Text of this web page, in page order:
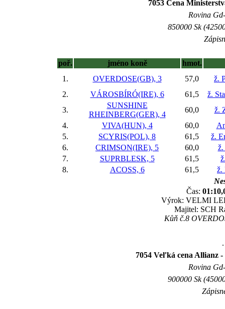
7053 Cena
Rovina
850000 Sk
poř. jméno koně
hmot.
1.
OVERDOSE(GB), 3 57,0
ž.
2.
VÁROSBÍRÓ(IRE), 6 61,5
ž.
3.
SUNSHINE
RHEINBERG(GER), 4
60,0
ž.
4.
VIVA(HUN), 4 60,0
5.
SCYRIS(POL), 8 61,5
ž.
6.
CRIMSON(IRE), 5 60,0
ž.
7.
SUPRBLESK, 5 61,5
8.
ACOSS, 6 61,5
ž.
Čas:
Výrok: VELMI
Majitel: SCH
Kůň č.8
7054 Veľká cena Allianz
Rovina
900000 Sk